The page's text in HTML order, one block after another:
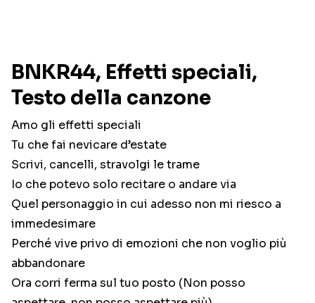
BNKR44, Effetti speciali,
Testo della canzone
Amo gli effetti speciali
Tu che fai nevicare d’estate
Scrivi, cancelli, stravolgi le trame
Io che potevo solo recitare o andare via
Quel personaggio in cui adesso non mi riesco a
immedesimare
Perché vive privo di emozioni che non voglio più
abbandonare
Ora corri ferma sul tuo posto (Non posso